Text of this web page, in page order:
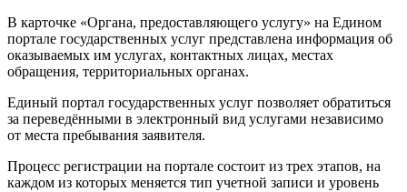
В карточке «Органа, предоставляющего услугу» на Едином
портале государственных услуг представлена информация об
оказываемых им услугах, контактных лицах, местах
обращения, территориальных органах.
Единый портал государственных услуг позволяет обратиться
за переведёнными в электронный вид услугами независимо
от места пребывания заявителя.
Процесс регистрации на портале состоит из трех этапов, на
каждом из которых меняется тип учетной записи и уровень